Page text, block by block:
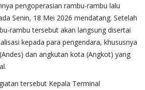
pengoperasian rambu-rambu lalu
Senin, 18 Mei 2026 mendatang. Setelah
rambu tersebut akan langsung disertai
kepada para pengendara, khususnya
dan angkutan kota (Angkot) yang
tersebut Kepala Terminal